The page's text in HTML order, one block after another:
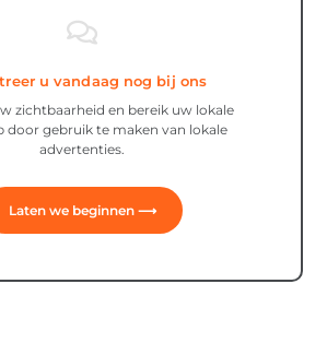
u vandaag nog bij ons
zichtbaarheid en bereik uw lokale
door gebruik te maken van lokale
advertenties.
Laten we beginnen ⟶